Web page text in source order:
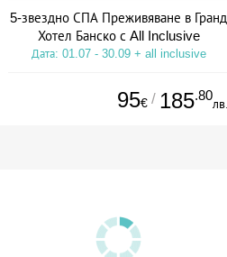
5-звездно СПА Преживяване в Гранд
Хотел Банско с All Inclusive
Дата: 01.07 - 30.09 + all inclusive
95€ / 185.80
лв.